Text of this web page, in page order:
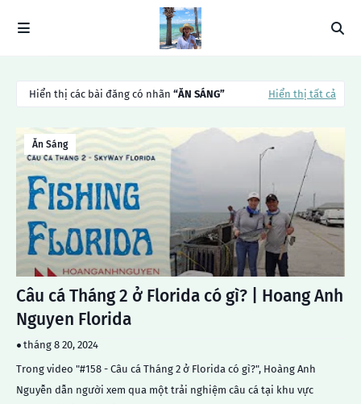
Hiển thị các bài đăng có nhãn ĂN SÁNG Hiển thị tất cả
Ăn Sáng
Câu cá Tháng 2 ở Florida có gì? | Hoang Anh
Nguyen Florida
tháng 8 20, 2024
Trong video "#158 - Câu cá Tháng 2 ở Florida có gì?", Hoàng Anh
Nguyễn dẫn người xem qua một trải nghiệm câu cá tại khu vực